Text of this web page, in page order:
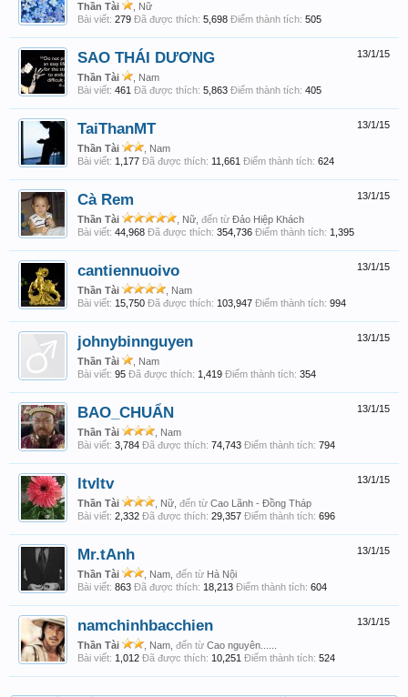
Thần Tài
, Nữ
Bài viết: 279 Đã được thích: 5,698 Điểm thành tích: 505
13/1/15
SAO THÁI DƯƠNG
Thần Tài
, Nam
Bài viết: 461 Đã được thích: 5,863 Điểm thành tích: 405
13/1/15
TaiThanMT
Thần Tài
, Nam
Bài viết: 1,177 Đã được thích: 11,661 Điểm thành tích: 624
13/1/15
Cà Rem
Thần Tài , Nữ, đến từ Đảo Hiệp Khách
Bài viết: 44,968 Đã được thích: 354,736 Điểm thành tích: 1,395
13/1/15
cantiennuoivo
Thần Tài
, Nam
Bài viết: 15,750 Đã được thích: 103,947 Điểm thành tích: 994
13/1/15
johnybinnguyen
Thần Tài
, Nam
Bài viết: 95 Đã được thích: 1,419 Điểm thành tích: 354
13/1/15
BAO_CHUẨN
Thần Tài
, Nam
Bài viết: 3,784 Đã được thích: 74,743 Điểm thành tích: 794
13/1/15
ltvltv
Thần Tài , Nữ, đến từ Cao Lãnh - Đồng Tháp
Bài viết: 2,332 Đã được thích: 29,357 Điểm thành tích: 696
13/1/15
Mr.tAnh
Thần Tài , Nam, đến từ Hà Nội
Bài viết: 863 Đã được thích: 18,213 Điểm thành tích: 604
13/1/15
namchinhbacchien
Thần Tài , Nam, đến từ Cao nguyên......
Bài viết: 1,012 Đã được thích: 10,251 Điểm thành tích: 524